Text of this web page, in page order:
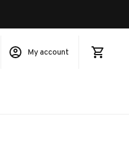
My account